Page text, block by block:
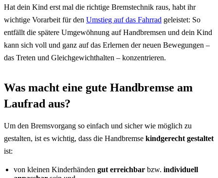
Hat dein Kind erst mal die richtige Bremstechnik raus, habt ihr
wichtige Vorarbeit für den Umstieg auf das Fahrrad geleistet: So
entfällt die spätere Umgewöhnung auf Handbremsen und dein Kind
kann sich voll und ganz auf das Erlernen der neuen Bewegungen –
das Treten und Gleichgewichthalten – konzentrieren.
Was macht eine gute Handbremse am
Laufrad aus?
Um den Bremsvorgang so einfach und sicher wie möglich zu
gestalten, ist es wichtig, dass die Handbremse kindgerecht gestaltet
ist:
von kleinen Kinderhänden gut erreichbar bzw. individuell